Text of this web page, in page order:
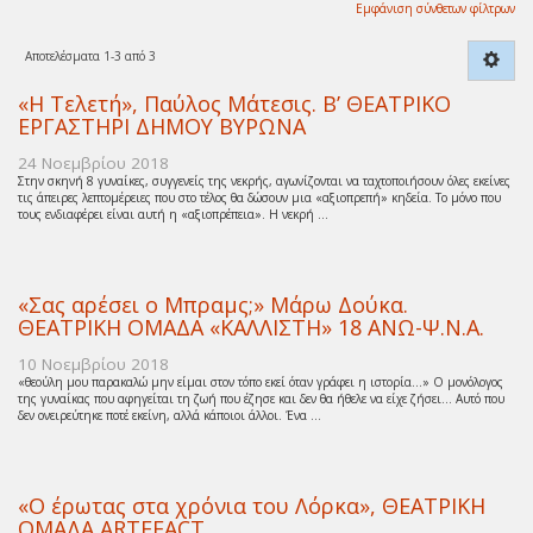
Εμφάνιση σύνθετων φίλτρων
Αποτελέσματα 1-3 από 3
«Η Τελετή», Παύλος Μάτεσις. Β’ ΘΕΑΤΡΙΚΟ
ΕΡΓΑΣΤΗΡΙ ΔΗΜΟΥ ΒΥΡΩΝΑ
24 Νοεμβρίου 2018
Στην σκηνή 8 γυναίκες, συγγενείς της νεκρής, αγωνίζονται να ταχτοποιήσουν όλες εκείνες
τις άπειρες λεπτομέρειες που στο τέλος θα δώσουν μια «αξιοπρεπή» κηδεία. Το μόνο που
τους ενδιαφέρει είναι αυτή η «αξιοπρέπεια». Η νεκρή ...
«Σας αρέσει ο Μπραμς;» Μάρω Δούκα.
ΘΕΑΤΡΙΚΗ ΟΜΑΔΑ «ΚΑΛΛΙΣΤΗ» 18 ΑΝΩ-Ψ.Ν.Α.
10 Νοεμβρίου 2018
«θεούλη μου παρακαλώ μην είμαι στον τόπο εκεί όταν γράφει η ιστορία…» Ο μονόλογος
της γυναίκας που αφηγείται τη ζωή που έζησε και δεν θα ήθελε να είχε ζήσει… Αυτό που
δεν ονειρεύτηκε ποτέ εκείνη, αλλά κάποιοι άλλοι. Ένα ...
«Ο έρωτας στα χρόνια του Λόρκα», ΘΕΑΤΡΙΚΗ